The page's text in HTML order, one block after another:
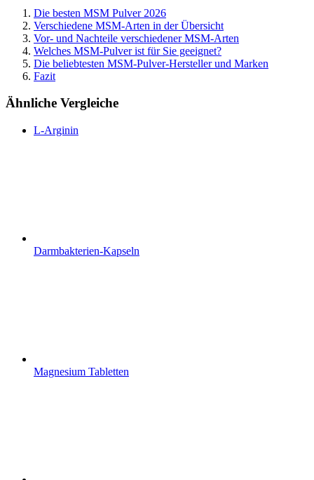
Die besten MSM Pulver 2026
Verschiedene MSM-Arten in der Übersicht
Vor- und Nachteile verschiedener MSM-Arten
Welches MSM-Pulver ist für Sie geeignet?
Die beliebtesten MSM-Pulver-Hersteller und Marken
Fazit
Ähnliche Vergleiche
L-Arginin
Darmbakterien-Kapseln
Magnesium Tabletten